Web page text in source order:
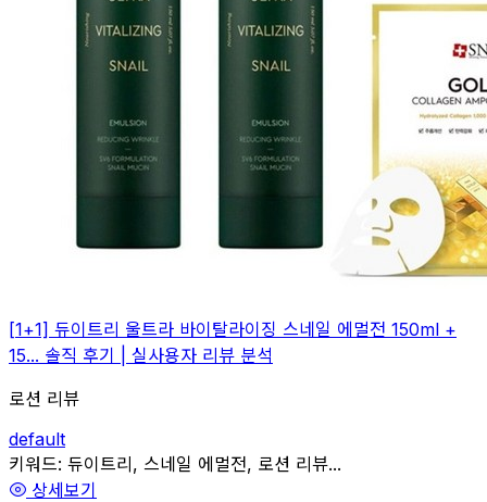
[1+1] 듀이트리 울트라 바이탈라이징 스네일 에멀전 150ml +
15... 솔직 후기 | 실사용자 리뷰 분석
로션 리뷰
default
관련
키워드: 듀이트리, 스네일 에멀전, 로션 리뷰...
상세보기